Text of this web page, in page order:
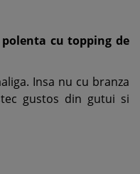
cu topping de
Insa nu cu branza
gustos din gutui si